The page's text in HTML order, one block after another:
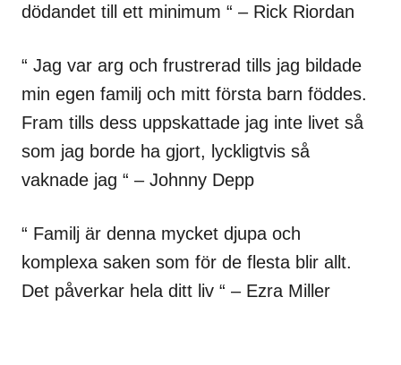
dödandet till ett minimum “ – Rick Riordan
“ Jag var arg och frustrerad tills jag bildade
min egen familj och mitt första barn föddes.
Fram tills dess uppskattade jag inte livet så
som jag borde ha gjort, lyckligtvis så
vaknade jag “ – Johnny Depp
“ Familj är denna mycket djupa och
komplexa saken som för de flesta blir allt.
Det påverkar hela ditt liv “ – Ezra Miller